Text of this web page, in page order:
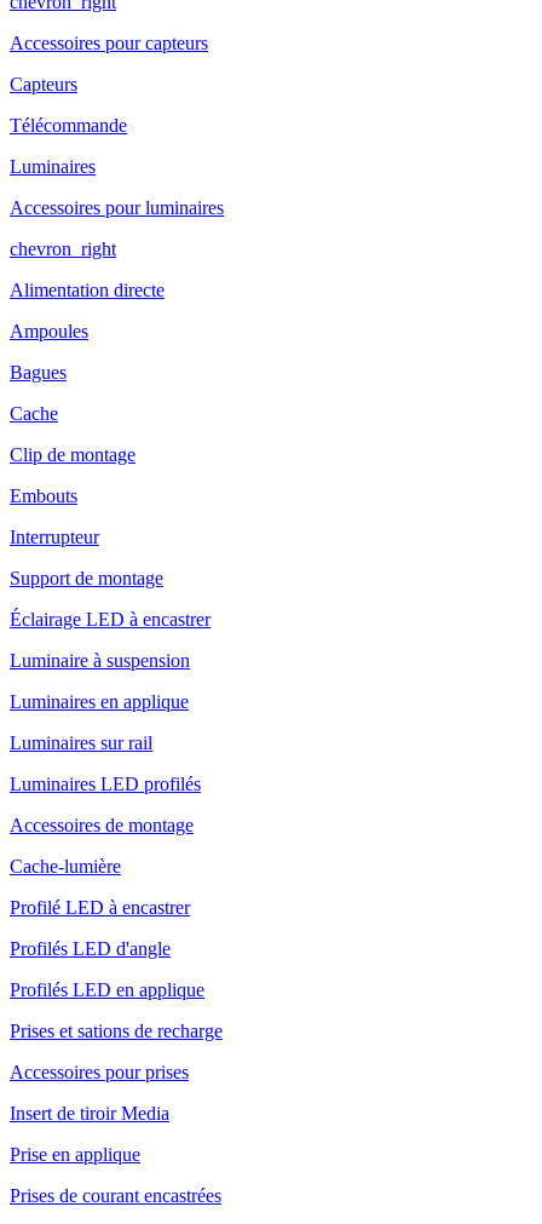
Accessoires pour capteurs
Capteurs
Télécommande
Luminaires
Accessoires pour luminaires
chevron_right
Alimentation directe
Ampoules
Bagues
Cache
Clip de montage
Embouts
Interrupteur
Support de montage
Éclairage LED à encastrer
Luminaire à suspension
Luminaires en applique
Luminaires sur rail
Luminaires LED profilés
Accessoires de montage
Cache-lumière
Profilé LED à encastrer
Profilés LED d'angle
Profilés LED en applique
Prises et sations de recharge
Accessoires pour prises
Insert de tiroir Media
Prise en applique
Prises de courant encastrées